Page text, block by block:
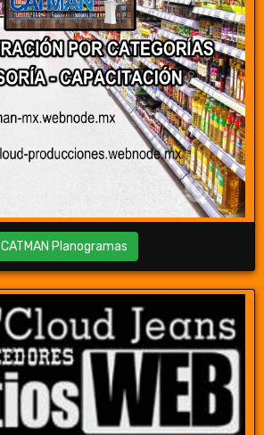
CATMAN Planogramas